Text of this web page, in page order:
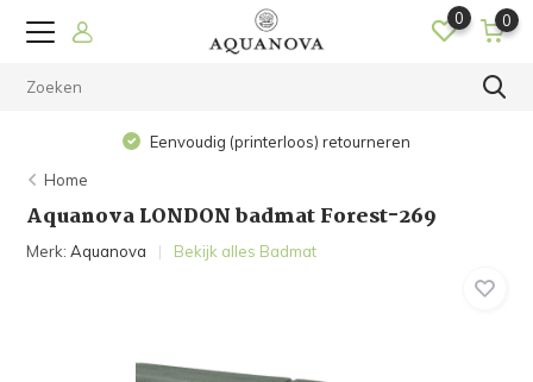
0 0
Eenvoudig (printerloos) retourneren
Home
Aquanova LONDON badmat Forest-269
Merk:Aquanova Bekijk alles Badmat